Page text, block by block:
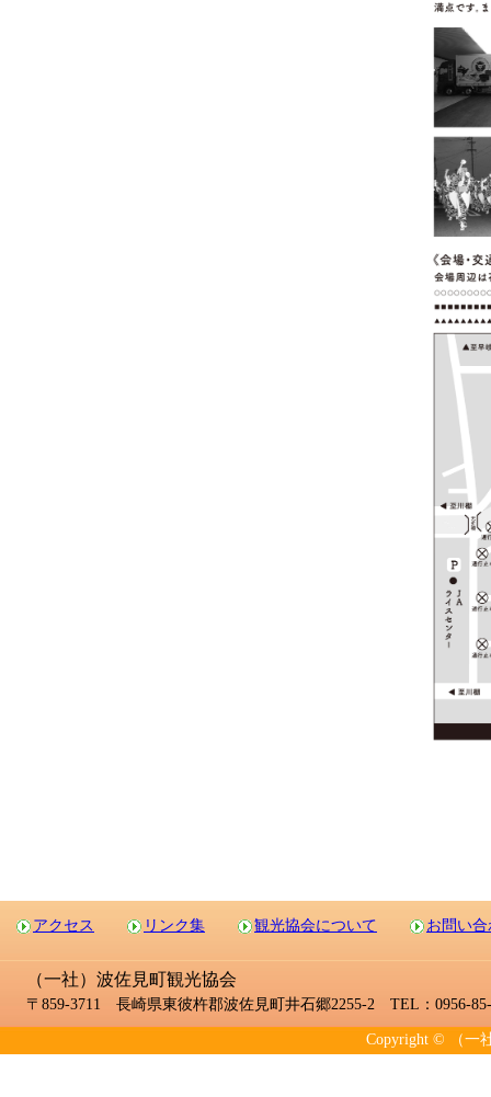
アクセス リンク集 観光協会について お問い
（一社）波佐見町観光協会
〒859-3711 長崎県東彼杵郡波佐見町井石郷2255-2 TEL：0956-
Copyright © （一